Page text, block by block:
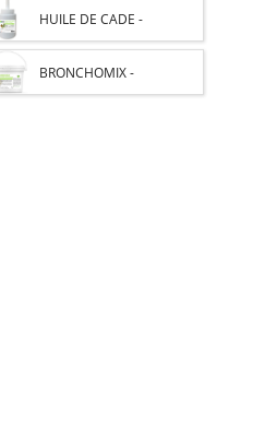
OGM - APPORT EN
PROTÉINES ET SOUTIEN
ÉNERGÉTIQUE POUR
HUILE DE CADE -
ASSAINIT ET PROTÈGE LES
BRONCHOMIX -